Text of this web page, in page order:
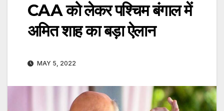
CAA को लेकर पश्चिम बंगाल में
अमित शाह का बड़ा ऐलान
MAY 5, 2022